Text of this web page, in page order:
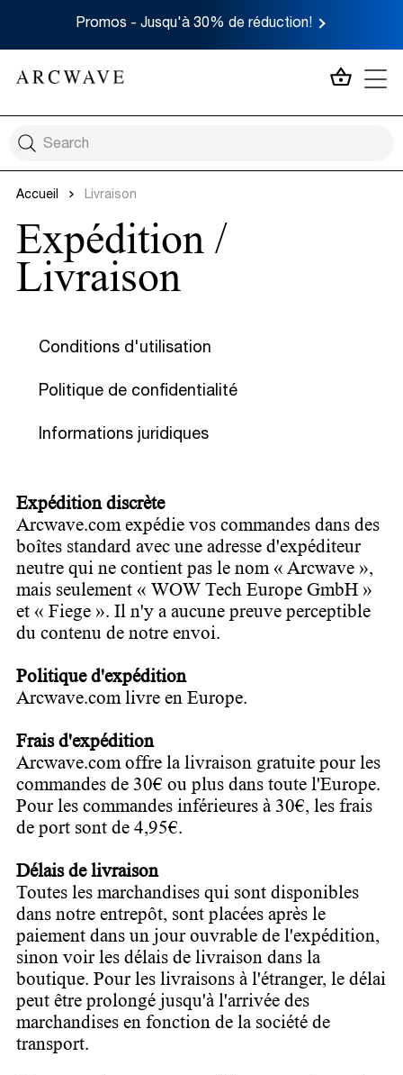
Promos - Jusqu'à 30% de réduction!
MON
Accueil Livraison
Expédition /
Livraison
Expédition discrète
Arcwave.com expédie vos commandes dans des
boîtes standard avec une adresse d'expéditeur
neutre qui ne contient pas le nom « Arcwave »,
mais seulement « WOW Tech Europe GmbH »
et « Fiege ». Il n'y a aucune preuve perceptible
du contenu de notre envoi.
Politique d'expédition
Arcwave.com livre en Europe.
Frais d'expédition
Arcwave.com offre la livraison gratuite pour les
commandes de 30€ ou plus dans toute l'Europe.
Pour les commandes inférieures à 30€, les frais
de port sont de 4,95€.
Délais de livraison
Toutes les marchandises qui sont disponibles
dans notre entrepôt, sont placées après le
paiement dans un jour ouvrable de l'expédition,
sinon voir les délais de livraison dans la
boutique. Pour les livraisons à l'étranger, le délai
peut être prolongé jusqu'à l'arrivée des
marchandises en fonction de la société de
transport.
Conditions d'utilisation
Politique de confidentialité
Informations juridiques